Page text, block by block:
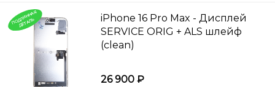
П
О
Д
Л
И
Н
Н
А
Я
ДЕТ
А
ЛЬ
iPhone 16 Pro Max - Дисплей
SERVICE ORIG + ALS шлейф
(clean)
26 900 ₽